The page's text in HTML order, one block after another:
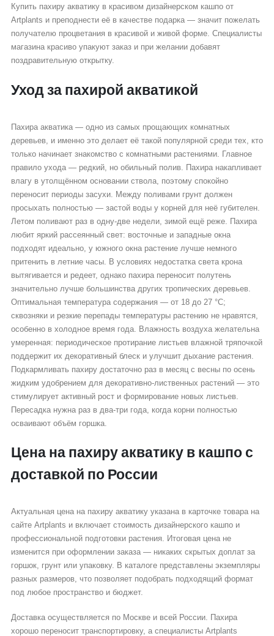
Купить пахиру акватику в красивом дизайнерском кашпо от
Artplants и преподнести её в качестве подарка — значит пожелать
получателю процветания в красивой и живой форме. Специалисты
магазина красиво упакуют заказ и при желании добавят
поздравительную открытку.
Уход за пахирой акватикой
Пахира акватика — одно из самых прощающих комнатных
деревьев, и именно это делает её такой популярной среди тех, кто
только начинает знакомство с комнатными растениями. Главное
правило ухода — редкий, но обильный полив. Пахира накапливает
влагу в утолщённом основании ствола, поэтому спокойно
переносит периоды засухи. Между поливами грунт должен
просыхать полностью — застой воды у корней для неё губителен.
Летом поливают раз в одну-две недели, зимой ещё реже. Пахира
любит яркий рассеянный свет: восточные и западные окна
подходят идеально, у южного окна растение лучше немного
притенить в летние часы. В условиях недостатка света крона
вытягивается и редеет, однако пахира переносит полутень
значительно лучше большинства других тропических деревьев.
Оптимальная температура содержания — от 18 до 27 °C;
сквозняки и резкие перепады температуры растению не нравятся,
особенно в холодное время года. Влажность воздуха желательна
умеренная: периодическое протирание листьев влажной тряпочкой
поддержит их декоративный блеск и улучшит дыхание растения.
Подкармливать пахиру достаточно раз в месяц с весны по осень
жидким удобрением для декоративно-лиственных растений — это
стимулирует активный рост и формирование новых листьев.
Пересадка нужна раз в два-три года, когда корни полностью
осваивают объём горшка.
Цена на пахиру акватику в кашпо с
доставкой по России
Актуальная цена на пахиру акватику указана в карточке товара на
сайте Artplants и включает стоимость дизайнерского кашпо и
профессиональной подготовки растения. Итоговая цена не
изменится при оформлении заказа — никаких скрытых доплат за
горшок, грунт или упаковку. В каталоге представлены экземпляры
разных размеров, что позволяет подобрать подходящий формат
под любое пространство и бюджет.
Доставка осуществляется по Москве и всей России. Пахира
хорошо переносит транспортировку, а специалисты Artplants